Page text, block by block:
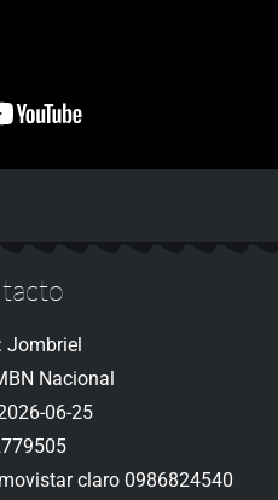
Jombriel
Nacional
06-25
claro 0986824540